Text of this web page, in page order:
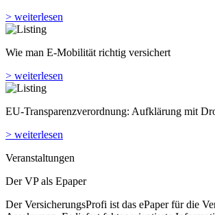
> weiterlesen
Wie man E-Mobilität richtig versichert
> weiterlesen
EU-Transparenzverordnung: Aufklärung mit
> weiterlesen
Veranstaltungen
Der VP als Epaper
Der VersicherungsProfi ist das ePaper für die